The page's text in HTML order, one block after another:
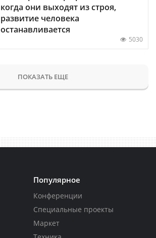
когда они выходят из строя,
развитие человека
останавливается
5030
ПОКАЗАТЬ ЕЩЕ
Популярное
Конференции
Специальные проекты
Маркет